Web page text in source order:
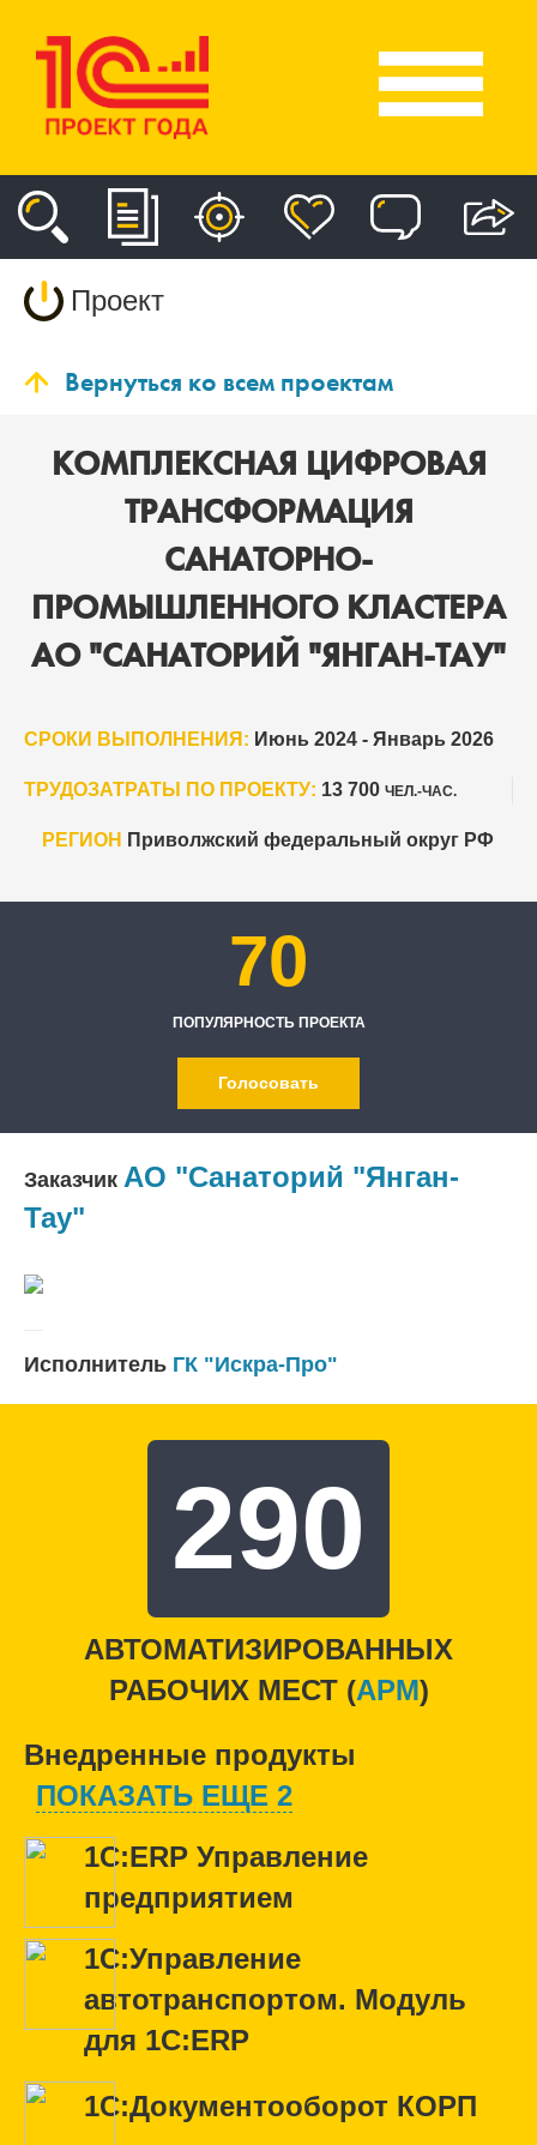
Проект
Вернуться ко всем проектам
КОМПЛЕКСНАЯ ЦИФРОВАЯ
ТРАНСФОРМАЦИЯ
САНАТОРНО-
ПРОМЫШЛЕННОГО КЛАСТЕРА
АО "САНАТОРИЙ "ЯНГАН-ТАУ"
СРОКИ ВЫПОЛНЕНИЯ: Июнь 2024 - Январь 2026
ТРУДОЗАТРАТЫ ПО ПРОЕКТУ: 13 700 ЧЕЛ.-ЧАС.
РЕГИОН Приволжский федеральный округ РФ
70
ПОПУЛЯРНОСТЬ ПРОЕКТА
Голосовать
Заказчик АО "Санаторий "Янган-
Тау"
Исполнитель ГК "Искра-Про"
290
АВТОМАТИЗИРОВАННЫХ
РАБОЧИХ МЕСТ (APM)
Внедренные продукты
ПОКАЗАТЬ ЕЩЕ 2
1С:ERP Управление
предприятием
1С:Управление
автотранспортом. Модуль
для 1С:ERP
1С:Документооборот КОРП